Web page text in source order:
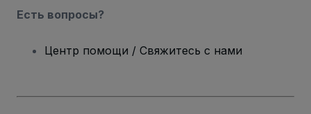
Есть вопросы?
Центр помощи / Свяжитесь с нами